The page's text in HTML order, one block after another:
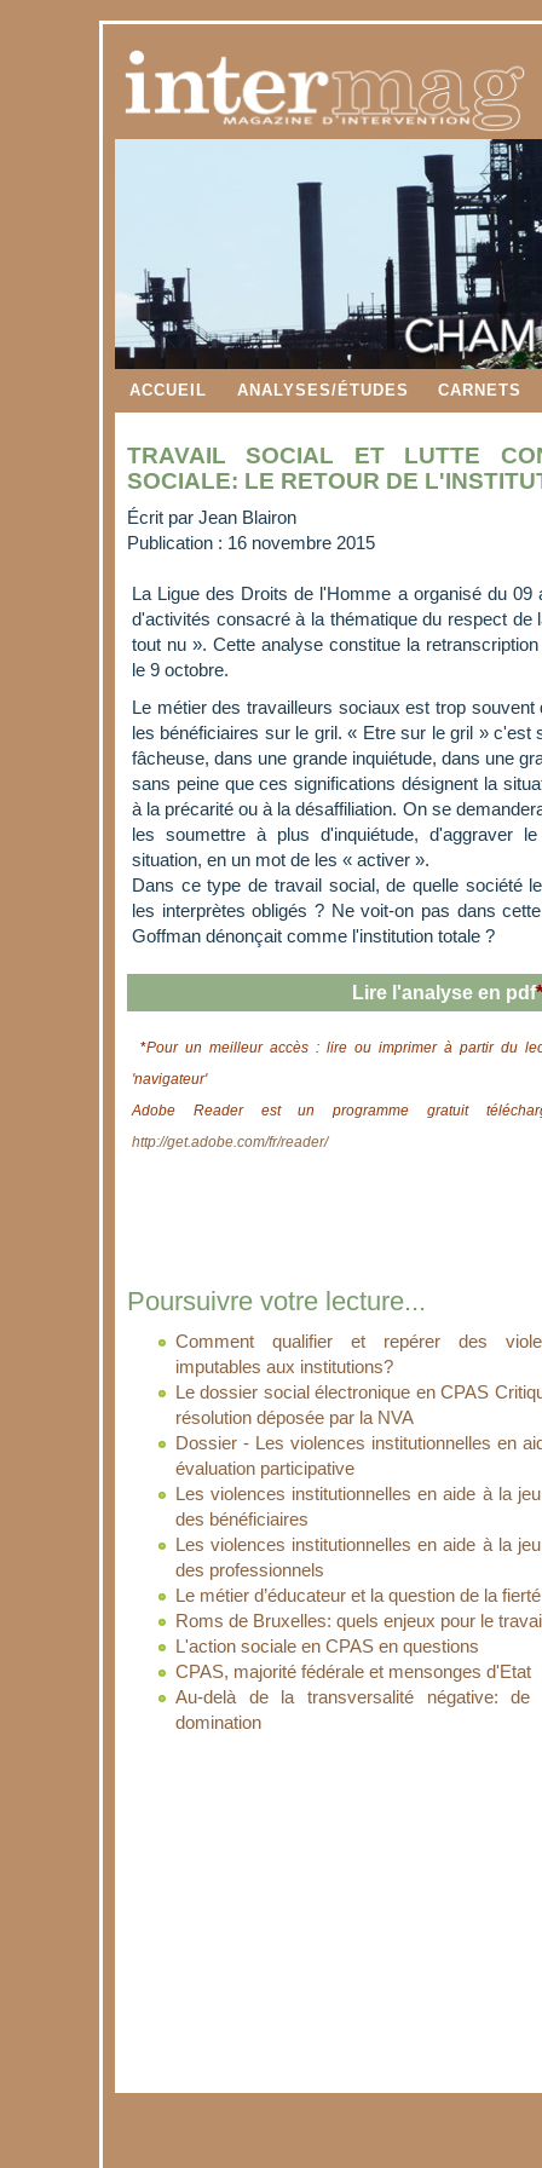
ACCUEIL ANALYSES/ÉTUDES CARNETS
TRAVAIL SOCIAL ET LUTTE
SOCIALE: LE RETOUR DE
Écrit par Jean Blairon
Publication : 16 novembre 2015
La Ligue des Droits de l'Homme a organisé du 09
d'activités consacré à la thématique du respect de
tout nu ». Cette analyse constitue la
le 9 octobre.
Le métier des travailleurs sociaux est trop souvent
les bénéficiaires sur le gril. « Etre sur le gril » c'est
fâcheuse, dans une grande inquiétude, dans une
sans peine que ces significations désignent la
à la précarité ou à la désaffiliation. On se
les soumettre à plus d'inquiétude, d'aggraver
situation, en un mot de les « activer ».
Dans ce type de travail social, de quelle société
les interprètes obligés ? Ne voit-on pas dans
Goffman dénonçait comme l'institution totale ?
Lire l'analyse en pdf*
*Pour un meilleur accès : lire ou imprimer à partir du
'navigateur'
Adobe Reader est un programme gratuit
http://get.adobe.com/fr/reader/
Poursuivre votre lecture...
Comment qualifier et repérer des
imputables aux institutions?
Le dossier social électronique en CPAS
résolution déposée par la NVA
Dossier - Les violences institutionnelles en
évaluation participative
Les violences institutionnelles en aide à la
des bénéficiaires
Les violences institutionnelles en aide à la
des professionnels
Le métier d’éducateur et la question de la
Roms de Bruxelles: quels enjeux pour le
L'action sociale en CPAS en questions
CPAS, majorité fédérale et mensonges d'Etat
Au-delà de la transversalité négative: de
domination